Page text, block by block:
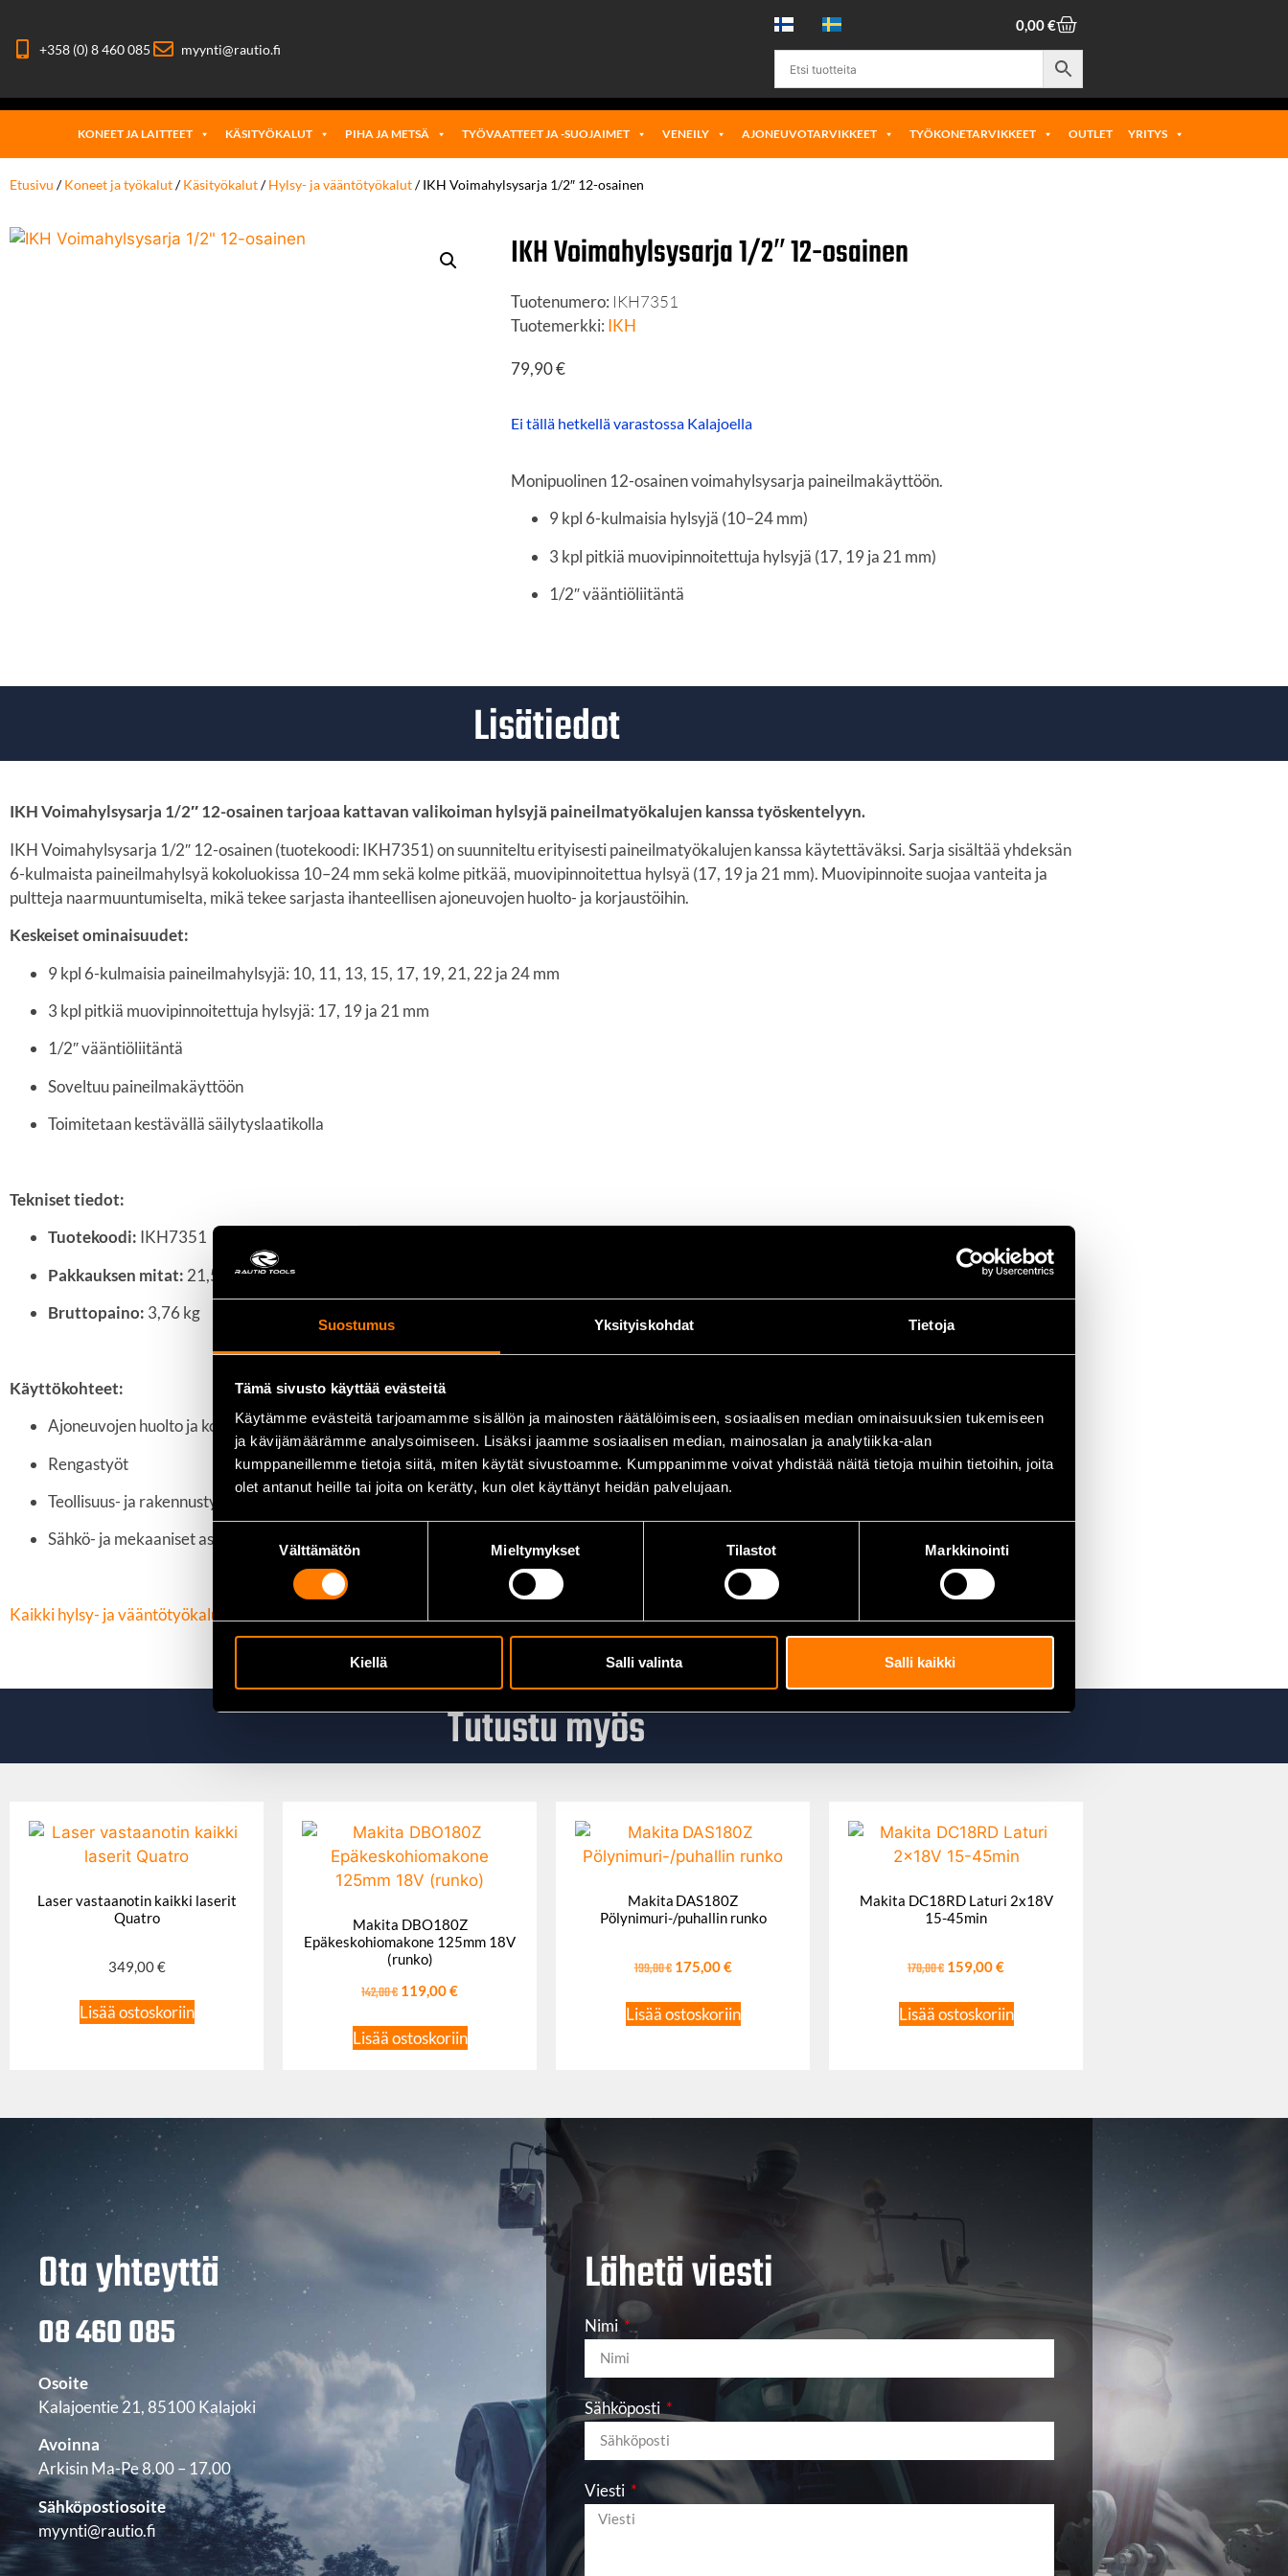
Suostumus Yksityiskohdat Tietoja
Tämä sivusto käyttää evästeitä
Käytämme evästeitä tarjoamamme sisällön ja mainosten räätälöimiseen, sosiaalisen median ominaisuuksien tukemiseen
ja kävijämäärämme analysoimiseen. Lisäksi jaamme sosiaalisen median, mainosalan ja analytiikka-alan
kumppaneillemme tietoja siitä, miten käytät sivustoamme. Kumppanimme voivat yhdistää näitä tietoja muihin tietoihin, joita
olet antanut heille tai joita on kerätty, kun olet käyttänyt heidän palvelujaan.
Välttämätön Mieltymykset Tilastot Markkinointi
Kiellä Salli valinta Salli kaikki
+358 (0) 8 460 085 myynti@rautio.fi
0,00€
KONEET JA LAITTEET KÄSITYÖKALUT PIHA JA METSÄ TYÖVAATTEET JA -SUOJAIMET VENEILY AJONEUVOTARVIKKEET TYÖKONETARVIKKEET OUTLET YRITYS
Etusivu /Koneet ja työkalut/Käsityökalut/Hylsy- ja vääntötyökalut/ IKH Voimahylsysarja 1/2″ 12-osainen
IKH Voimahylsysarja 1/2″ 12-osainen
Tuotenumero: IKH7351
Tuotemerkki: IKH
79,90€
Ei tällä hetkellä varastossa Kalajoella
Monipuolinen 12-osainen voimahylsysarja paineilmakäyttöön.
9 kpl 6-kulmaisia hylsyjä (10–24 mm)
3 kpl pitkiä muovipinnoitettuja hylsyjä (17, 19 ja 21 mm)
1/2″ vääntiöliitäntä
Lisätiedot
IKH Voimahylsysarja 1/2″ 12-osainen tarjoaa kattavan valikoiman hylsyjä paineilmatyökalujen kanssa työskentelyyn.
IKH Voimahylsysarja 1/2″ 12-osainen (tuotekoodi: IKH7351) on suunniteltu erityisesti paineilmatyökalujen kanssa käytettäväksi.Sarja sisältää yhdeksän
6-kulmaista paineilmahylsyä kokoluokissa 10–24 mm sekä kolme pitkää, muovipinnoitettua hylsyä (17, 19 ja 21 mm). Muovipinnoite suojaa vanteita ja
pultteja naarmuuntumiselta, mikä tekee sarjasta ihanteellisen ajoneuvojen huolto- ja korjaustöihin.
Keskeiset ominaisuudet:
9 kpl 6-kulmaisia paineilmahylsyjä: 10, 11, 13, 15, 17, 19, 21, 22 ja 24 mm
3 kpl pitkiä muovipinnoitettuja hylsyjä: 17, 19 ja 21 mm
1/2″ vääntiöliitäntä
Soveltuu paineilmakäyttöön
Toimitetaan kestävällä säilytyslaatikolla
Tekniset tiedot:
Tuotekoodi: IKH7351
Pakkauksen mitat: 21,5 x 16,5 x 4,2 cm
Bruttopaino: 3,76 kg
Käyttökohteet:
Ajoneuvojen huolto ja korjaus
Rengastyöt
Teollisuus- ja rakennustyömaat
Sähkö- ja mekaaniset asennustyöt
Kaikki hylsy- ja vääntötyökalut löydät täältä
Tutustu myös
Laser vastaanotin kaikki laserit
Quatro
349,00€
Lisää ostoskoriin
Makita DBO180Z
Epäkeskohiomakone 125mm 18V
(runko)
142,00€ 119,00€
Lisää ostoskoriin
Makita DAS180Z
Pölynimuri-/puhallin runko
199,00€ 175,00€
Lisää ostoskoriin
Makita DC18RD Laturi 2x18V
15-45min
170,00€ 159,00€
Lisää ostoskoriin
Ota yhteyttä
08 460 085
Osoite
Kalajoentie 21, 85100 Kalajoki
Avoinna
Arkisin Ma-Pe 8.00 – 17.00
Sähköpostiosoite
myynti@rautio.fi
Lähetä viesti
Nimi
Sähköposti
Viesti